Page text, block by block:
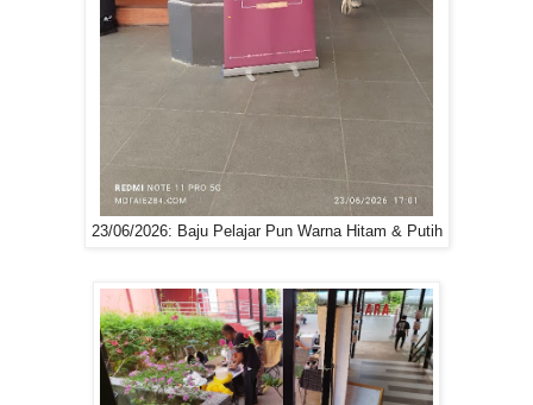
23/06/2026: Baju Pelajar Pun Warna Hitam & Putih